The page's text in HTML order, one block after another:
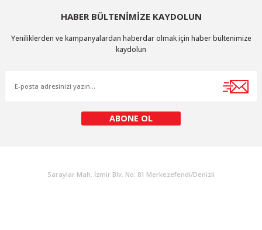
Gönder
HABER BÜLTENİMİZE KAYDOLUN
Yeniliklerden ve kampanyalardan haberdar olmak için haber bültenimize
kaydolun
ABONE OL
Saraylar Mah. İzmir Blv. No: 81 Merkezefendi/Denizli